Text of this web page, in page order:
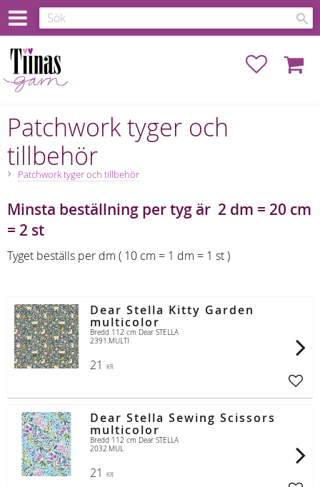
Favoriter
Patchwork tyger och
tillbehör
Patchwork tyger och tillbehör
Minsta beställning per tyg är 2 dm = 20 cm
= 2 st
Tyget beställs per dm ( 10 cm = 1 dm = 1 st )
Dear Stella Kitty Garden
multicolor
Bredd 112 cm Dear STELLA
2391.MULTI
21 KR
Dear Stella Sewing Scissors
multicolor
Bredd 112 cm Dear STELLA
2032.MUL
21 KR